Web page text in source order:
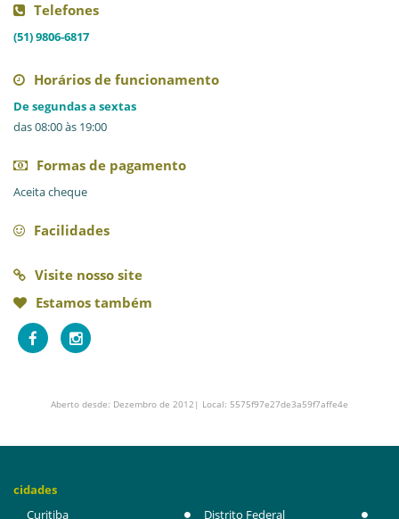
Telefones
(51) 9806-6817
Horários de funcionamento
De segundas a sextas
das 08:00 às 19:00
Formas de pagamento
Aceita cheque
Facilidades
Visite nosso site
Estamos também
Aberto desde: Dezembro de 2012| Local: 5575f97e27de3a59f7affe4e
cidades
Curitiba
Distrito Federal